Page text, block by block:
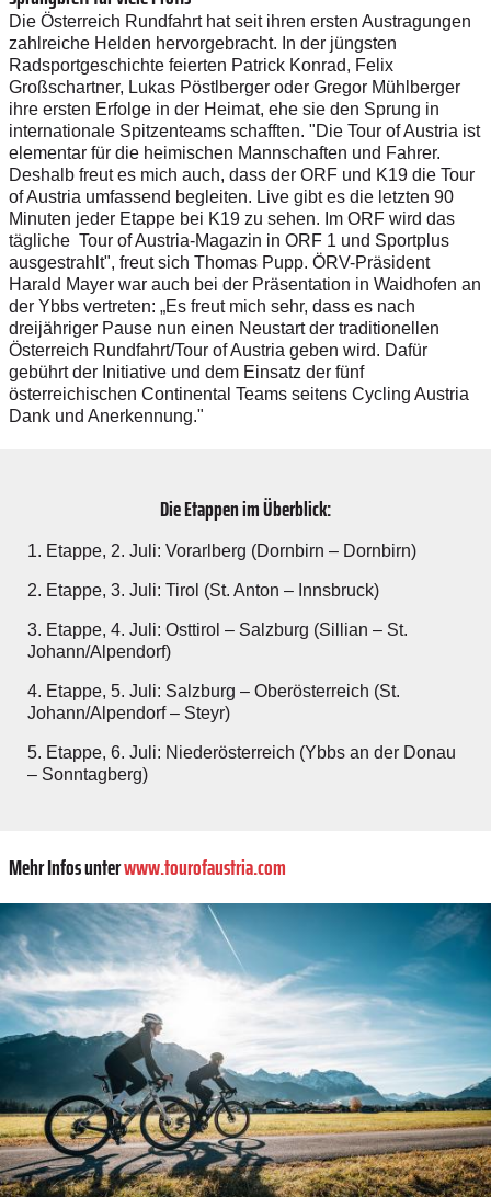
Die Österreich Rundfahrt hat seit ihren ersten Austragungen
zahlreiche Helden hervorgebracht. In der jüngsten
Radsportgeschichte feierten Patrick Konrad, Felix
Großschartner, Lukas Pöstlberger oder Gregor Mühlberger
ihre ersten Erfolge in der Heimat, ehe sie den Sprung in
internationale Spitzenteams schafften. "Die Tour of Austria ist
elementar für die heimischen Mannschaften und Fahrer.
Deshalb freut es mich auch, dass der ORF und K19 die Tour
of Austria umfassend begleiten. Live gibt es die letzten 90
Minuten jeder Etappe bei K19 zu sehen. Im ORF wird das
tägliche Tour of Austria-Magazin in ORF 1 und Sportplus
ausgestrahlt", freut sich Thomas Pupp. ÖRV-Präsident
Harald Mayer war auch bei der Präsentation in Waidhofen an
der Ybbs vertreten: „Es freut mich sehr, dass es nach
dreijähriger Pause nun einen Neustart der traditionellen
Österreich Rundfahrt/Tour of Austria geben wird. Dafür
gebührt der Initiative und dem Einsatz der fünf
österreichischen Continental Teams seitens Cycling Austria
Dank und Anerkennung."
Die Etappen im Überblick:
1. Etappe, 2. Juli: Vorarlberg (Dornbirn – Dornbirn)
2. Etappe, 3. Juli: Tirol (St. Anton – Innsbruck)
3. Etappe, 4. Juli: Osttirol – Salzburg (Sillian – St.
Johann/Alpendorf)
4. Etappe, 5. Juli: Salzburg – Oberösterreich (St.
Johann/Alpendorf – Steyr)
5. Etappe, 6. Juli: Niederösterreich (Ybbs an der Donau
– Sonntagberg)
Mehr Infos unterwww.tourofaustria.com